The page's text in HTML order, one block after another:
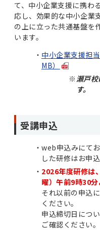
て、中小企業支援に携わ
応し、効果的な中小企業
の上に立った共通基盤を
います。
中小企業支援担
MB）
※ 瀬戸
す。
受講申込
web申込みにて
した研修はお申
2026年度研修は
曜）午前9時30分
それ以前の申込
ください。
申込締切日につ
ご確認ください。